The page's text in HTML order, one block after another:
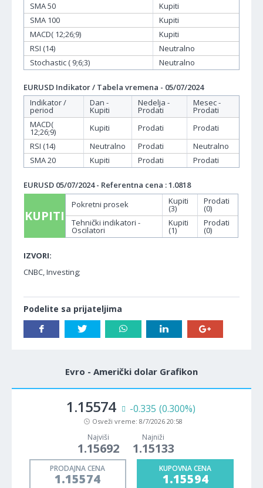
SMA 50
Kupiti
SMA 100
Kupiti
MACD( 12;26;9)
Kupiti
RSI (14)
Neutralno
Stochastic ( 9;6;3)
Neutralno
EURUSD Indikator / Tabela vremena - 05/07/2024
Indikator /
period
Dan -
Kupiti
Nedelja -
Prodati
Mesec -
Prodati
MACD(
12;26;9) Kupiti Prodati
Prodati
RSI (14)
Neutralno Prodati
Neutralno
SMA 20
Kupiti Prodati Prodati
EURUSD 05/07/2024 - Referentna cena : 1.0818
KUPITI
Pokretni prosek Kupiti
(3)
Prodati
(0)
Tehnički indikatori -
Oscilatori
Kupiti
(1)
Prodati
(0)
IZVORI:
CNBC, Investing;
Podelite sa prijateljima
Evro - Američki dolar Grafikon
1.15574 -0.335 (0.300%)
Osveži vreme: 8/7/2026 20:58
Najviši
1.15692
Najniži
1.15133
PRODAJNA CENA
1.15574
KUPOVNA CENA
1.15594